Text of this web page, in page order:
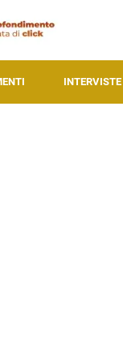
INTERVISTE